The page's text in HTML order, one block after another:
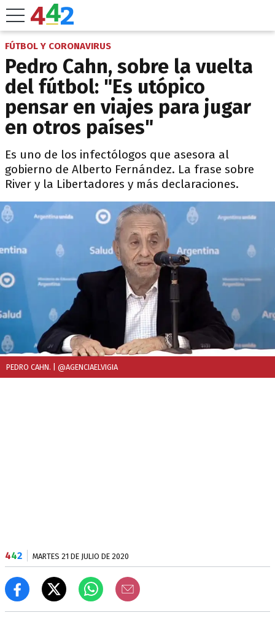
FÚTBOL Y CORONAVIRUS
Pedro Cahn, sobre la vuelta
del fútbol: "Es utópico
pensar en viajes para jugar
en otros países"
Es uno de los infectólogos que asesora al
gobierno de Alberto Fernández. La frase sobre
River y la Libertadores y más declaraciones.
PEDRO CAHN. | @AGENCIAELVIGIA
442 MARTES 21 DE JULIO DE 2020